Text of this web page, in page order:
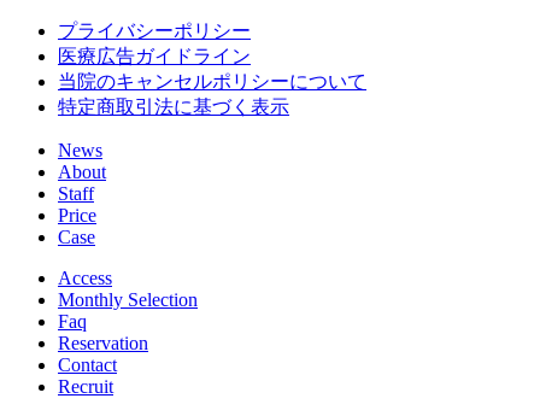
プライバシーポリシー
医療広告ガイドライン
当院のキャンセルポリシーについて
特定商取引法に基づく表示
News
About
Staff
Price
Case
Access
Monthly Selection
Faq
Reservation
Contact
Recruit